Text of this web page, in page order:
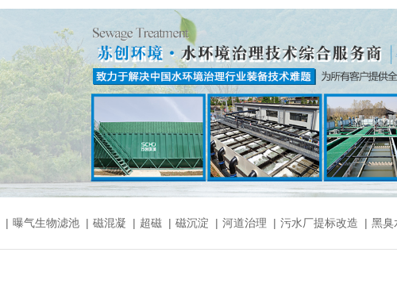
| 曝气生物滤池 | 磁混凝 | 超磁 | 磁沉淀 | 河道治理 | 污水厂提标改造 | 黑臭